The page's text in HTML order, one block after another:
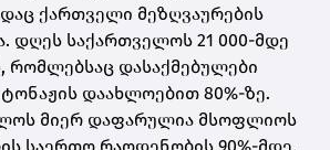
ქართველი მეზღვაურების
დღეს საქართველოს 21 000-მდე
რომლებსაც დასაქმებულები
დაახლოებით 80%-ზე.
მიერ დაფარულია მსოფლიოს
საერთო რაოდენობის 90%-მდე,